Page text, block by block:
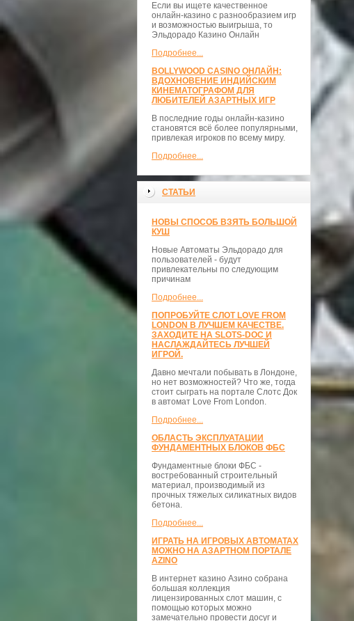
Если вы ищете качественное
онлайн-казино с разнообразием игр
и возможностью выигрыша, то
Эльдорадо Казино Онлайн
Подробнее...
BOLLYWOOD CASINO ОНЛАЙН:
ВДОХНОВЕНИЕ ИНДИЙСКИМ
КИНЕМАТОГРАФОМ ДЛЯ
ЛЮБИТЕЛЕЙ АЗАРТНЫХ ИГР
В последние годы онлайн-казино
становятся всё более популярными,
привлекая игроков по всему миру.
Подробнее...
СТАТЬИ
НОВЫ СПОСОБ ВЗЯТЬ БОЛЬШОЙ
КУШ
Новые Автоматы Эльдорадо для
пользователей - будут
привлекательны по следующим
причинам
Подробнее...
ПОПРОБУЙТЕ СЛОТ LOVE FROM
LONDON В ЛУЧШЕМ КАЧЕСТВЕ.
ЗАХОДИТЕ НА SLOTS-DOC И
НАСЛАЖДАЙТЕСЬ ЛУЧШЕЙ
ИГРОЙ.
Давно мечтали побывать в Лондоне,
но нет возможностей? Что же, тогда
стоит сыграть на портале Слотс Док
в автомат Love From London.
Подробнее...
ОБЛАСТЬ ЭКСПЛУАТАЦИИ
ФУНДАМЕНТНЫХ БЛОКОВ ФБС
Фундаментные блоки ФБС -
востребованный строительный
материал, производимый из
прочных тяжелых силикатных видов
бетона.
Подробнее...
ИГРАТЬ НА ИГРОВЫХ АВТОМАТАХ
МОЖНО НА АЗАРТНОМ ПОРТАЛЕ
AZINO
В интернет казино Азино собрана
большая коллекция
лицензированных слот машин, с
помощью которых можно
замечательно провести досуг и